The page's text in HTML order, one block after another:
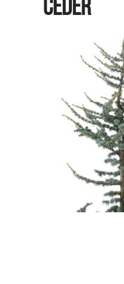
CEDER